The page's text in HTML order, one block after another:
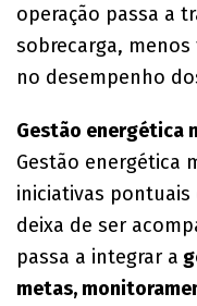
operação passa a
sobrecarga,
no desempenho
Gestão energética
Gestão energética
iniciativas
deixa de ser
passa a integrar a
metas,